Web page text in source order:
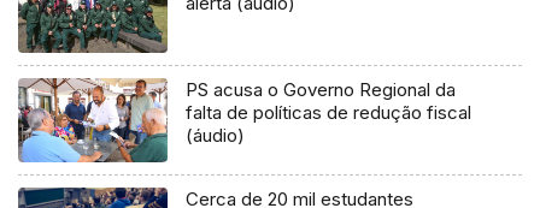
PS acusa o Governo Regional da
falta de políticas de redução fiscal
(áudio)
Cerca de 20 mil estudantes